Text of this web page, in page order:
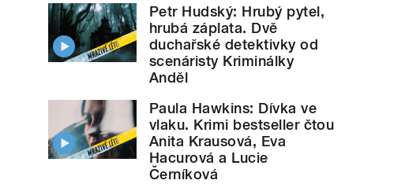
Petr Hudský: Hrubý pytel,
hrubá záplata. Dvě
duchařské detektivky od
scenáristy Kriminálky
Anděl
Paula Hawkins: Dívka ve
vlaku. Krimi bestseller čtou
Anita Krausová, Eva
Hacurová a Lucie
Černíková